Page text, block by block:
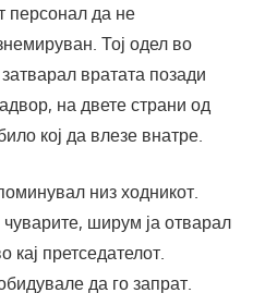
персонал да не
Тој одел во
вратата позади
на двете страни од
кој да влезе внатре.
низ ходникот.
ширум ја отварал
кај претседателот.
да го запрат.